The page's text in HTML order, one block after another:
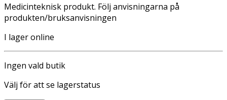
Medicinteknisk produkt. Följ anvisningarna på
produkten/bruksanvisningen
I lager online
Ingen vald butik
Välj för att se lagerstatus